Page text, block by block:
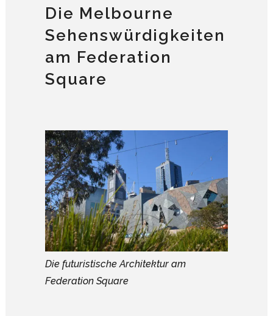
Die Melbourne
Sehenswürdigkeiten
am Federation
Square
Die futuristische Architektur am
Federation Square